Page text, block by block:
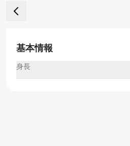
基本情報
身長